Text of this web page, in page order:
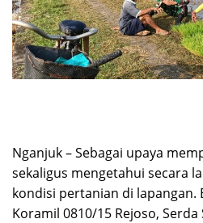
Nganjuk – Sebagai upaya
sekaligus mengetahui secara
kondisi pertanian di lapangan.
Koramil 0810/15 Rejoso, Serda